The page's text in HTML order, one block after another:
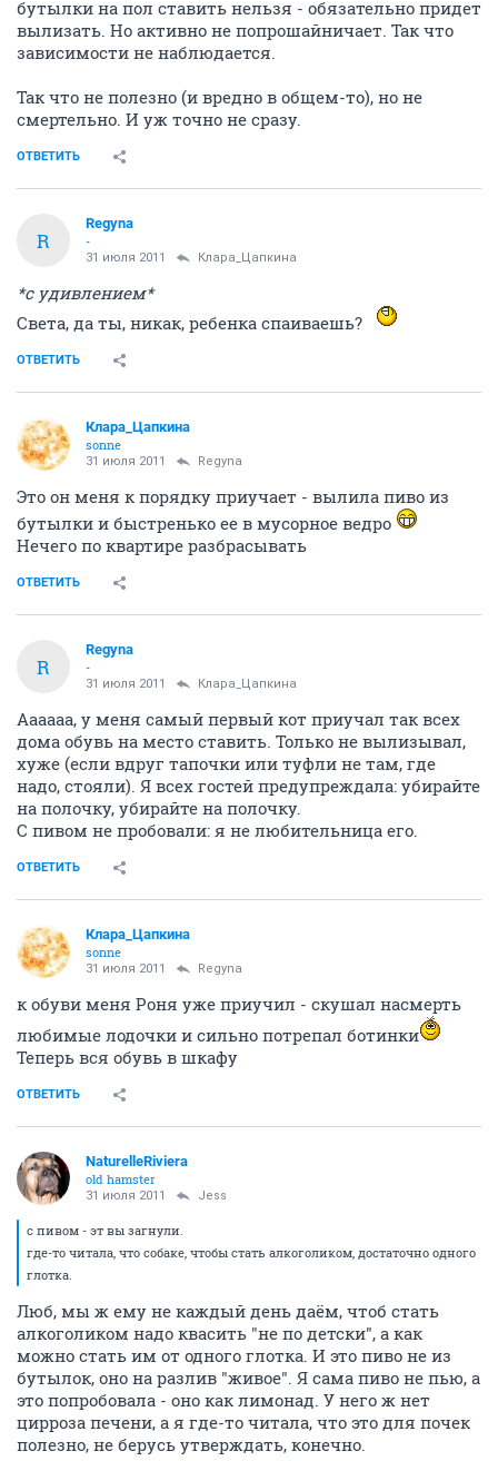
бутылки на пол ставить нельзя - обязательно придет
вылизать. Но активно не попрошайничает. Так что
зависимости не наблюдается.
Так что не полезно (и вредно в общем-то), но не
смертельно. И уж точно не сразу.
ОТВЕТИТЬ
R
Regyna
-
31 июля 2011 Клара_Цапкина
*с удивлением*
Света, да ты, никак, ребенка спаиваешь?
ОТВЕТИТЬ
Клара_Цапкина
sonne
31 июля 2011 Regyna
Это он меня к порядку приучает - вылила пиво из
бутылки и быстренько ее в мусорное ведро
Нечего по квартире разбрасывать
ОТВЕТИТЬ
R
Regyna
-
31 июля 2011 Клара_Цапкина
Аааааа, у меня самый первый кот приучал так всех
дома обувь на место ставить. Только не вылизывал,
хуже (если вдруг тапочки или туфли не там, где
надо, стояли). Я всех гостей предупреждала: убирайте
на полочку, убирайте на полочку.
С пивом не пробовали: я не любительница его.
ОТВЕТИТЬ
Клара_Цапкина
sonne
31 июля 2011 Regyna
к обуви меня Роня уже приучил - скушал насмерть
любимые лодочки и сильно потрепал ботинки
Теперь вся обувь в шкафу
ОТВЕТИТЬ
NaturelleRiviera
old hamster
31 июля 2011 Jess
с пивом - эт вы загнули.
где-то читала, что собаке, чтобы стать алкоголиком, достаточно одного
глотка.
Люб, мы ж ему не каждый день даём, чтоб стать
алкоголиком надо квасить "не по детски", а как
можно стать им от одного глотка. И это пиво не из
бутылок, оно на разлив "живое". Я сама пиво не пью, а
это попробовала - оно как лимонад. У него ж нет
цирроза печени, а я где-то читала, что это для почек
полезно, не берусь утверждать, конечно.